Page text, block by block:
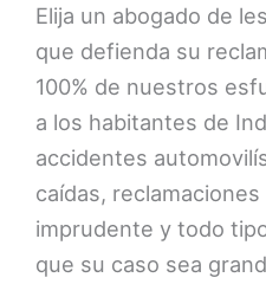
Elija un abogado de
que defienda su
100% de nuestros
a los habitantes de
accidentes
caídas,
imprudente y todo
que su caso sea